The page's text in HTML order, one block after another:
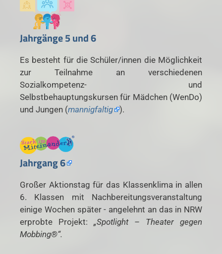
Jahrgänge 5 und 6
Es besteht für die Schüler/innen die Möglichkeit
zur Teilnahme an verschiedenen
Sozialkompetenz- und
Selbstbehauptungskursen für Mädchen (WenDo)
und Jungen (mannigfaltig ).
Jahrgang 6
Großer Aktionstag für das Klassenklima in allen
6. Klassen mit Nachbereitungsveranstaltung
einige Wochen später - angelehnt an das in NRW
erprobte Projekt: „Spotlight – Theater gegen
Mobbing®“.